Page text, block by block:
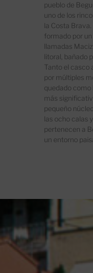
pueblo de
uno de los
la Costa
formado por
llamadas
litoral, bañado
Tanto el casco
por múltiples
quedado como
más
pequeño
las ocho calas
pertenecen a
un entorno